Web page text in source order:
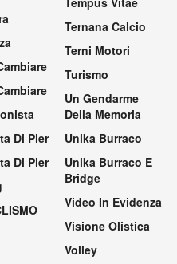
Di Pier
Di Pier
Ternana Calcio
Terni Motori
Turismo
Un Gendarme
Della Memoria
Unika Burraco
Unika Burraco E
Bridge
Video In Evidenza
Visione Olistica
Volley